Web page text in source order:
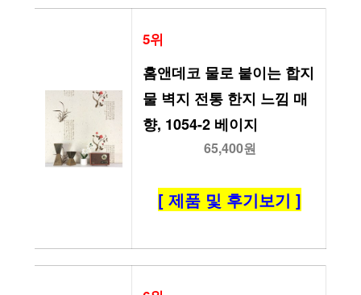
5위
홈앤데코 물로 붙이는 합지
물 벽지 전통 한지 느낌 매
향, 1054-2 베이지
65,400원
[ 제품 및 후기보기 ]